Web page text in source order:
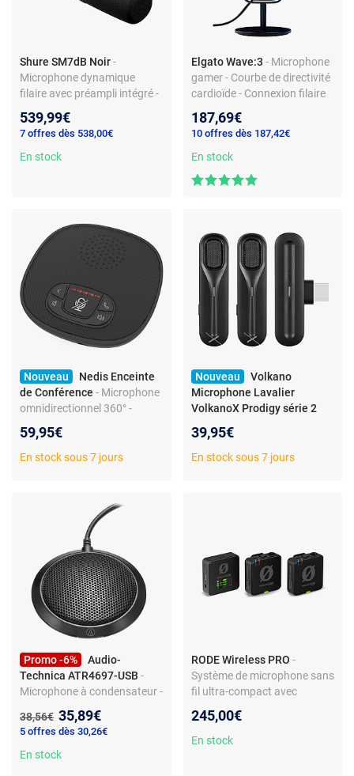
Shure SM7dB Noir-
Microphone dynamique
filaire avec préampli intégré -
539,99€
7 offres dès 538,00€
En stock
Elgato Wave:3 - Microphone
gamer - Courbe de directivité
cardioïde - Connexion filaire
Fréquence d'échantillonage
48/96 kHz - Capteur Mute
capacitif
187,69€
10 offres dès 187,42€
En stock
Nouveau
Nedis Enceinte
de Conférence - Microphone
omnidirectionnel 360° -
mm Audio Out / 1x USB-C
59,95€
En stock sous 7 jours
Nouveau
Volkano
Microphone Lavalier
VolkanoX Prodigy série 2
sans fil VolkanoX Prodigy
série 2 avec récepteur USB-C
39,95€
En stock sous 7 jours
Promo -6%
Audio-
Technica ATR4697-USB -
Microphone à condensateur -
- Téléconférences/réunions -
Câble USB-C
Ancien prix :
38,56€ Nouveau prix :
35,89€
5 offres dès 30,26€
En stock
RODE Wireless PRO -
Système de microphone sans
fil ultra-compact avec
émetteurs
245,00€
En stock